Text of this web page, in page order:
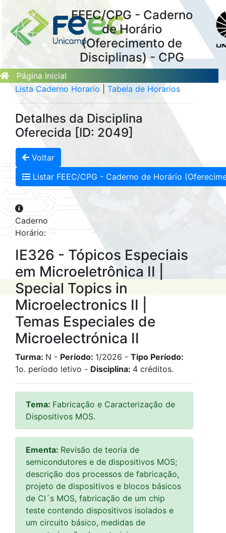
FEEC/CPG - Caderno
de Horário
(Oferecimento de
Disciplinas) - CPG
Página Inicial
Lista Caderno Horario
Tabela de Horarios
Detalhes da Disciplina
Oferecida [ID: 2049]
Voltar
Listar FEEC/CPG - Caderno de Horário
Caderno
Horário:
IE326 - Tópicos Especiais
em Microeletrônica II |
Special Topics in
Microelectronics II |
Temas Especiales de
Microelectrónica II
Turma: N - Período: 1/2026 - Tipo Período:
1o. período letivo - Disciplina: 4 créditos.
Tema: Fabricação e Caracterização de
Dispositivos MOS.
Ementa: Revisão de teoria de
semicondutores e de dispositivos MOS;
descrição dos processos de fabricação,
projeto de dispositivos e blocos básicos
de CI´s MOS, fabricação de um chip
teste contendo dispositivos isolados e
um circuito básico, medidas de